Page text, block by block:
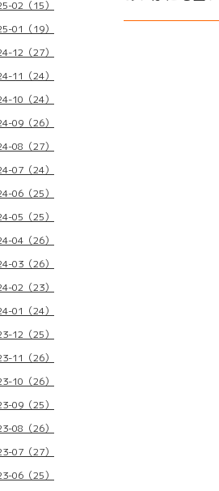
02（15）
01（19）
12（27）
11（24）
10（24）
09（26）
08（27）
07（24）
06（25）
05（25）
04（26）
03（26）
02（23）
01（24）
12（25）
11（26）
10（26）
09（25）
08（26）
07（27）
06（25）